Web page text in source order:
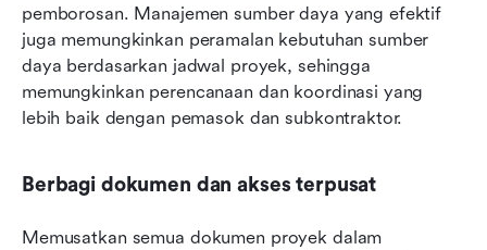
pemborosan. Manajemen sumber daya yang efektif
juga memungkinkan peramalan kebutuhan sumber
daya berdasarkan jadwal proyek, sehingga
memungkinkan perencanaan dan koordinasi yang
lebih baik dengan pemasok dan subkontraktor.
Berbagi dokumen dan akses terpusat
Memusatkan semua dokumen proyek dalam